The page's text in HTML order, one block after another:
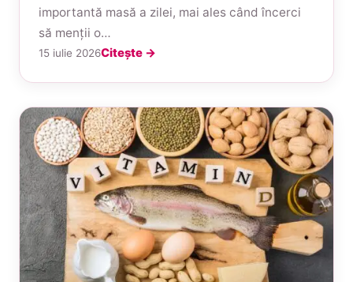
importantă masă a zilei, mai ales când încerci
să menții o…
15 iulie 2026Citește →